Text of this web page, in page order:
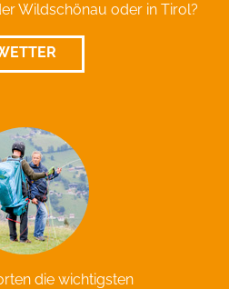
Wildschönau oder in Tirol?
die wichtigsten